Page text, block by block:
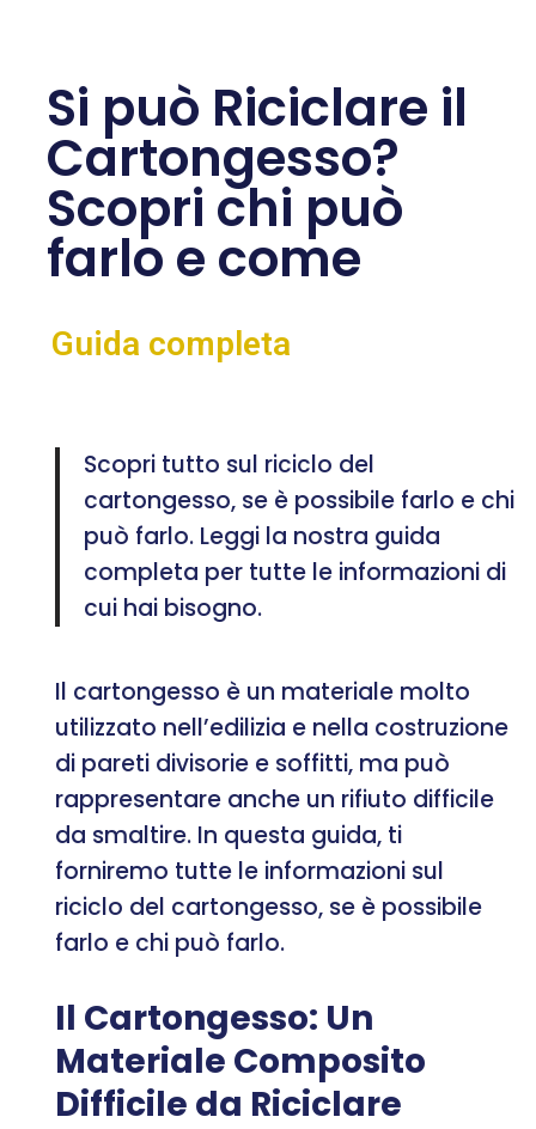
Si può Riciclare il
Cartongesso?
Scopri chi può
farlo e come
Guida completa
Scopri tutto sul riciclo del
cartongesso, se è possibile farlo e chi
può farlo. Leggi la nostra guida
completa per tutte le informazioni di
cui hai bisogno.
Il cartongesso è un materiale molto
utilizzato nell’edilizia e nella costruzione
di pareti divisorie e soffitti, ma può
rappresentare anche un rifiuto difficile
da smaltire. In questa guida, ti
forniremo tutte le informazioni sul
riciclo del cartongesso, se è possibile
farlo e chi può farlo.
Il Cartongesso: Un
Materiale Composito
Difficile da Riciclare